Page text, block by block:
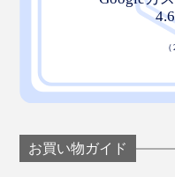
お買い物ガイド